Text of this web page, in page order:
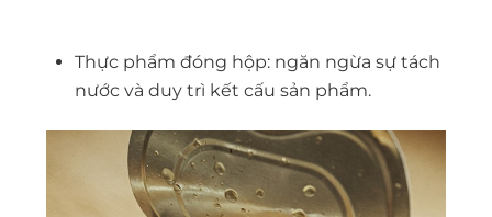
Thực phẩm đóng hộp: ngăn ngừa sự tách
nước và duy trì kết cấu sản phẩm.